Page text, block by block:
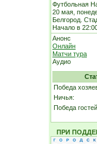
Футбольная
20 мая,
Белгород.
Начало в
Анонс
Онлайн
Матчи тура
Аудио
Победа
Ничья:
Победа
ПРИ